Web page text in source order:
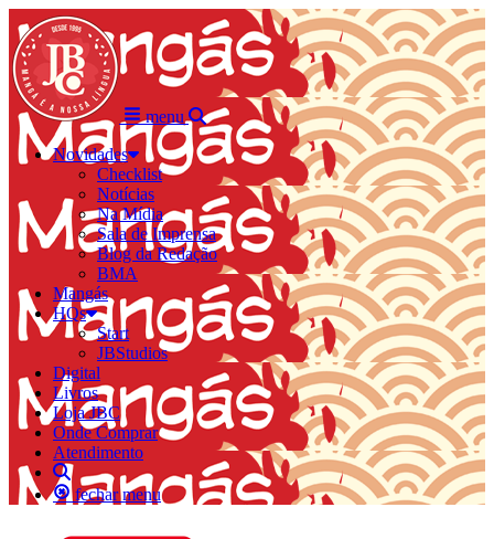
menu
Novidades
Checklist
Notícias
Na Mídia
Sala de Imprensa
Blog da Redação
BMA
Mangás
HQs
Start
JBStudios
Digital
Livros
Loja JBC
Onde Comprar
Atendimento
fechar menu